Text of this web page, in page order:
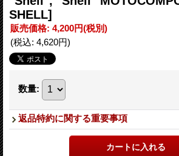
SHELL]
販売価格: 4,200円(税別)
(税込: 4,620円)
数量:
返品特約に関する重要事項